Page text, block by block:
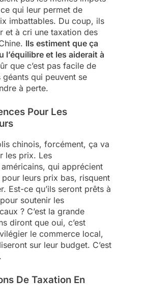
qui leur permet de
imbattables. Du coup, ils
et à cri une taxation des
Ils estiment que ça
l’équilibre et les aiderait à
que c’est pas facile de
qui peuvent se
à perte.
Pour Les
chinois, forcément, ça va
les prix. Les
qui apprécient
leurs prix bas, risquent
Est-ce qu’ils seront prêts à
soutenir les
? C’est la grande
diront que oui, c’est
le commerce local,
sur leur budget. C’est
De Taxation En